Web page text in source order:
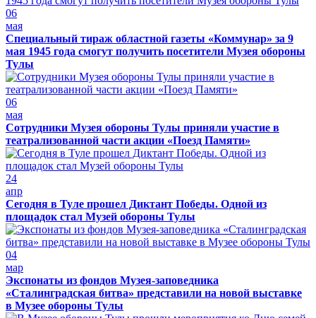
06
мая
Специальный тираж областной газеты «Коммунар» за 9
мая 1945 года смогут получить посетители Музея обороны
Тулы
06
мая
Сотрудники Музея обороны Тулы приняли участие в
театрализованной части акции «Поезд Памяти»
24
апр
Сегодня в Туле прошел Диктант Победы. Одной из
площадок стал Музей обороны Тулы
04
мар
Экспонаты из фондов Музея-заповедника
«Сталинградская битва» представили на новой выставке
в Музее обороны Тулы